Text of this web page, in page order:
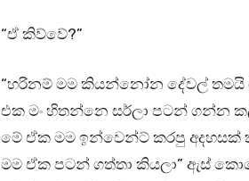
“ඒ කිව්වේ?”
“හරිනම් මම කියන්නෝන දේවල්
එක මං හිතන්නෙ සර්ලා පටන් ගන්න
මේ ඒක මම ඉන්වෙන්ට් කරපු අදහසක්
මම ඒක පටන් ගත්තා කියලා” ඇස්